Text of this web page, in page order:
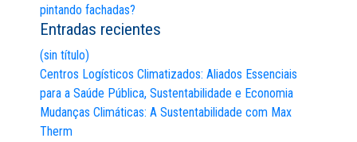
pintando fachadas?
Entradas recientes
(sin título)
Centros Logísticos Climatizados: Aliados Essenciais
para a Saúde Pública, Sustentabilidade e Economia
Mudanças Climáticas: A Sustentabilidade com Max
Therm